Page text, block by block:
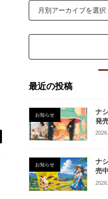
最近の投稿
お知らせ
ナ
発
お知らせ
ナ
売